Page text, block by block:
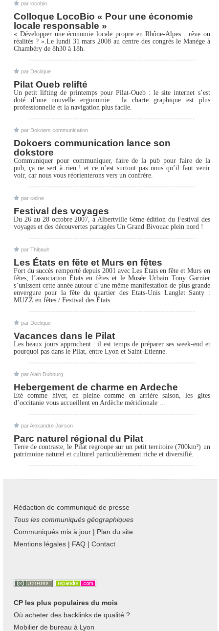
par locobio
Colloque LocoBio « Pour une économie
locale responsable »
« Développer une économie locale propre en Rhône-Alpes : rêve ou
réalités ? ».Le lundi 31 mars 2008 au centre des congrès le Manège à
Chambéry de 8h30 à 18h.
par Declique
Pilat Oueb relifté
Un petit lifting de printemps pour Pilat-Oueb : le site internet s’est
doté d’une nouvelle ergonomie : la charte graphique est plus
professionnelle et la navigation plus facile.
par Dokoers communication
Dokoers communication lance son
dokstore
Communiquer pour communiquer, faire de la pub pour faire de la
pub, ça ne sert à rien ! et ce n’est surtout pas nous qu’il faut venir
voir, car nous vous réorienterons vers un confrère.
par celine
Festival des voyages
Du 26 au 28 octobre 2007, à Albertville 6ème édition du Festival des
voyages et des découvertes partagées Un Grand Bivouac plein nord !
par Thibault
Les États en fête et Murs en fêtes
Fort du succès remporté depuis 2001 avec Les États en fête et Murs en
fêtes, l’association États en fêtes et le Musée Urbain Tony Garnier
s’unissent cette année autour d’une même manifestation de plus grande
envergure pour la fête du quartier des Etats-Unis Langlet Santy :
MUZZ en fêtes / Festival des États.
par Declique
Vacances dans le Pilat
Les beaux jours approchent : il est temps de préparer ses week-end et
pourquoi pas dans le Pilat, entre Lyon et Saint-Etienne.
parAlain Dubourg
Hebergement de charme en Ardeche
Eté comme hiver, en pleine comme en arrière saison, les gites
d’occitanie vous accueillent en Ardèche méridionale ...
parAlexandre Jairson
Parc naturel régional du Pilat
Terre de contraste, le Pilat regroupe sur un petit territoire (700km²) un
patrimoine naturel et culturel particulièrement riche et diversifié.
Rédaction de communiqué de presse
Tous les communiqués géographiques
Communiqués mis à jour | Plan du site
Mentions légales | FAQ | Contact
CP les plus populaires du mois
Où acheter des backlinks de qualité ?
Mobilier de bureau à Lyon